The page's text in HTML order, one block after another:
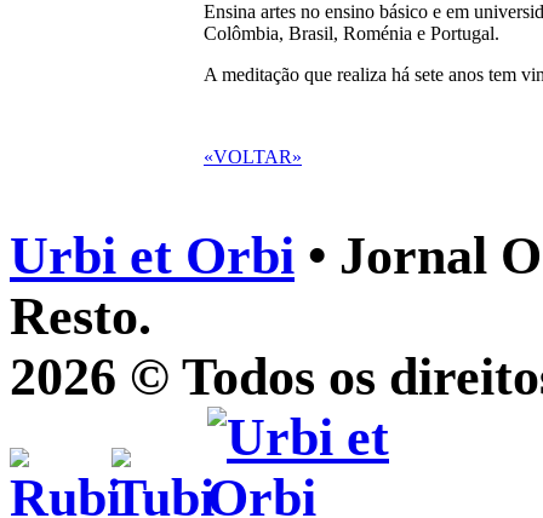
Ensina artes no ensino básico e em
Colômbia, Brasil, Roménia e Portugal.
A meditação que realiza há sete anos tem
«VOLTAR»
Urbi et Orbi • Jornal
Resto.
2026 © Todos os